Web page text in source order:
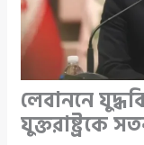
লেবাননে
যুক্তরাষ্ট্রকে